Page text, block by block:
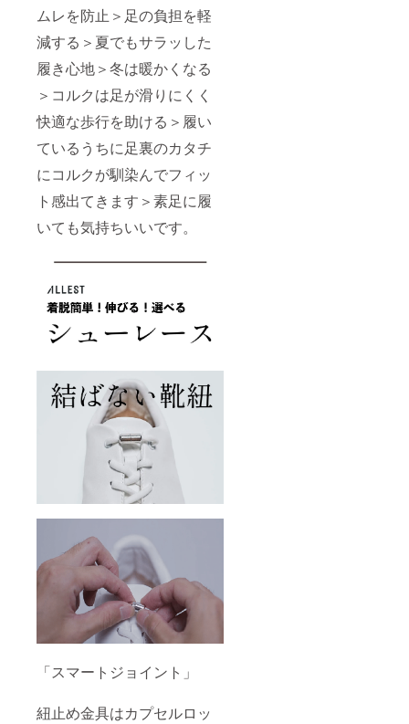
ムレを防止＞足の負担を軽
減する＞夏でもサラッした
履き心地＞冬は暖かくなる
＞コルクは足が滑りにくく
快適な歩行を助ける＞履い
ているうちに足裏のカタチ
にコルクが馴染んでフィッ
ト感出てきます＞素足に履
いても気持ちいいです。
「スマートジョイント」
紐止め金具はカプセルロッ